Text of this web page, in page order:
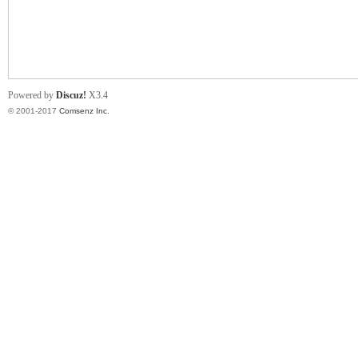
Powered by Discuz! X3.4
© 2001-2017 Comsenz Inc.